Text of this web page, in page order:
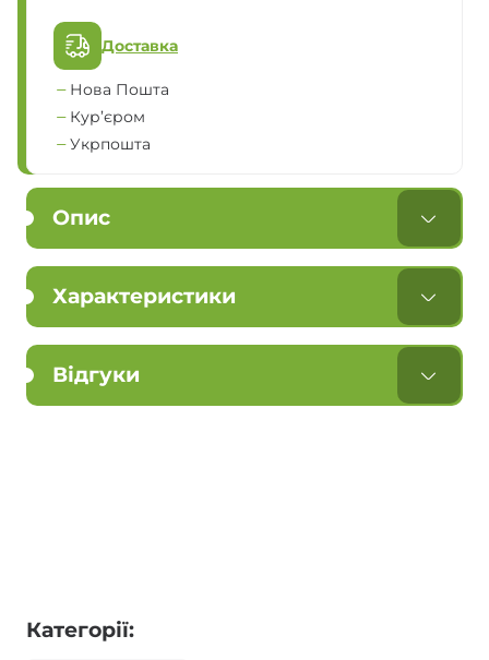
Доставка
Нова Пошта
Кур’єром
Укрпошта
Опис
Характеристики
Відгуки
Категорії: